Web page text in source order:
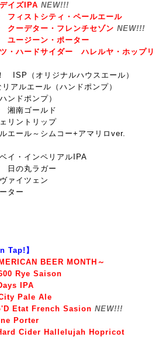
イズIPA NEW!!!
フィストシティ・ペールエール
クーデター・フレンチセゾン NEW!!!
ユージーン・ポーター
ツ・ハードサイダー ハレルヤ・ホップ
ISP（ オリジナルハウスエール）
アルエール（ハンドポンプ）
ンドポンプ）
湘南ゴールド
リントリップ
エール～シムコー+アマリロver.
イ・インペリアルIPA
日の丸ラガー
ァイツェン
ター
Tap!】
BEER MONTH～
Rye Saison
IPA
Pale Ale
Etat French Sasion NEW!!!
Porter
Cider Hallelujah Hopricot